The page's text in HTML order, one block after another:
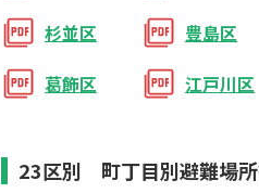
杉並区
豊島区
葛飾区
江戸川区
23区別 町丁目別避難場